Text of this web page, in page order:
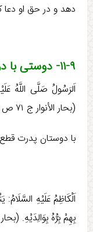
دهد و در حق او دعا
۱۱-۹- دوستی با دوستان پدر
اَلرَسُولُ صَلَّی اللَّهُ
(بحار الأنوار ج ‏۷۱ ص ۲۶۴)
با دوستان پدرت
اَلْكَاظِمُ عَلَيْهِ
بِهِمْ بِرُّهُ بِوَالِدَيْهِ. (بحار